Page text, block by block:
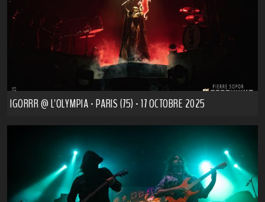
IGORRR @ L'OLYMPIA - PARIS (75) - 17 OCTOBRE 2025